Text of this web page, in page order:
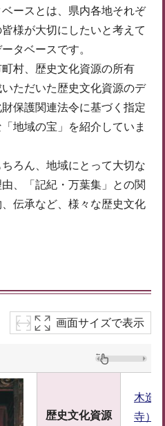
ースとは、県内各地それぞ
様が大切にしたいと考えて
タベースです。
村、歴史文化資源の所有
ただいた歴史文化資源のデ
保護関連法令に基づく指定
地域の宝」を紹介していま
ろん、地域にとって大切な
、「記紀・万葉集」との関
伝承など、様々な歴史文化
画面サイズで表示
歴史文化資源
木造
寺）